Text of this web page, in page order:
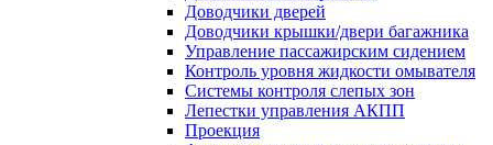
Доводчики дверей
Доводчики крышки/двери багажника
Управление пассажирским сидением
Контроль уровня жидкости омывателя
Системы контроля слепых зон
Лепестки управления АКПП
Проекция